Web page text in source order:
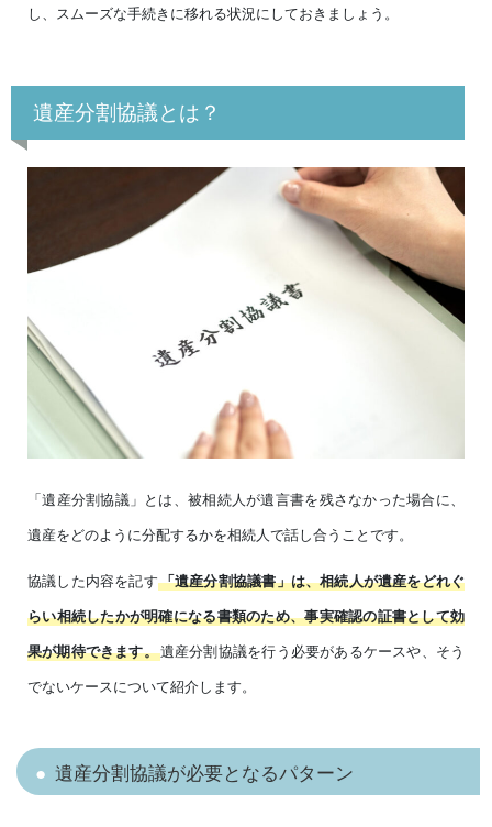
し、スムーズな手続きに移れる状況にしておきましょう。
遺産分割協議とは？
「遺産分割協議」とは、被相続人が遺言書を残さなかった場合に、
遺産をどのように分配するかを相続人で話し合うことです。
協議した内容を記す「遺産分割協議書」は、相続人が遺産をどれぐ
らい相続したかが明確になる書類のため、事実確認の証書として効
果が期待できます。遺産分割協議を行う必要があるケースや、そう
でないケースについて紹介します。
遺産分割協議が必要となるパターン